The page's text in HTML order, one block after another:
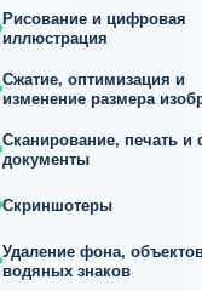
Рисование и цифровая
иллюстрация
Сжатие, оптимизация и
изменение размера
Сканирование, печать и
документы
Скриншотеры
Удаление фона,
водяных знаков